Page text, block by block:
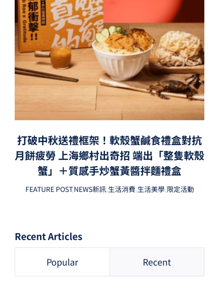
打破中秋送禮框架！軟殼蟹鹹食禮盒對抗
月餅疲勞 上海鄉村出奇招 端出「整隻軟殼
蟹」＋質感手炒蟹黃醬拌麵禮盒
FEATURE POST,NEWS新訊,生活消費,生活美學,限定活動
Recent Articles
Popular Recent